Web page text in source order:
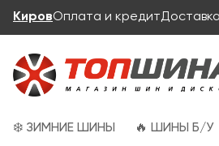
КировОплата и кредитДоставка
❄️ ЗИМНИЕ ШИНЫ 🔥 ШИНЫ Б/У